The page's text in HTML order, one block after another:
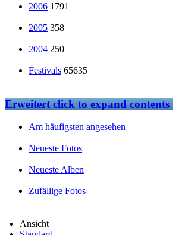
2006 1791
2005 358
2004 250
Festivals 65635
Erweitertclick to expand contents
Am häufigsten angesehen
Neueste Fotos
Neueste Alben
Zufällige Fotos
Ansicht